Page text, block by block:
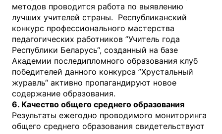
методов проводится работа по выявлению
лучших учителей страны. Республиканский
конкурс профессионального мастерства
педагогических работников ”Учитель года
Республики Беларусь“, созданный на базе
Академии последипломного образования клуб
победителей данного конкурса ”Хрустальный
журавль“ активно пропагандируют новое
содержание образования.
6. Качество общего среднего образования
Результаты ежегодно проводимого мониторинга
общего среднего образования свидетельствуют